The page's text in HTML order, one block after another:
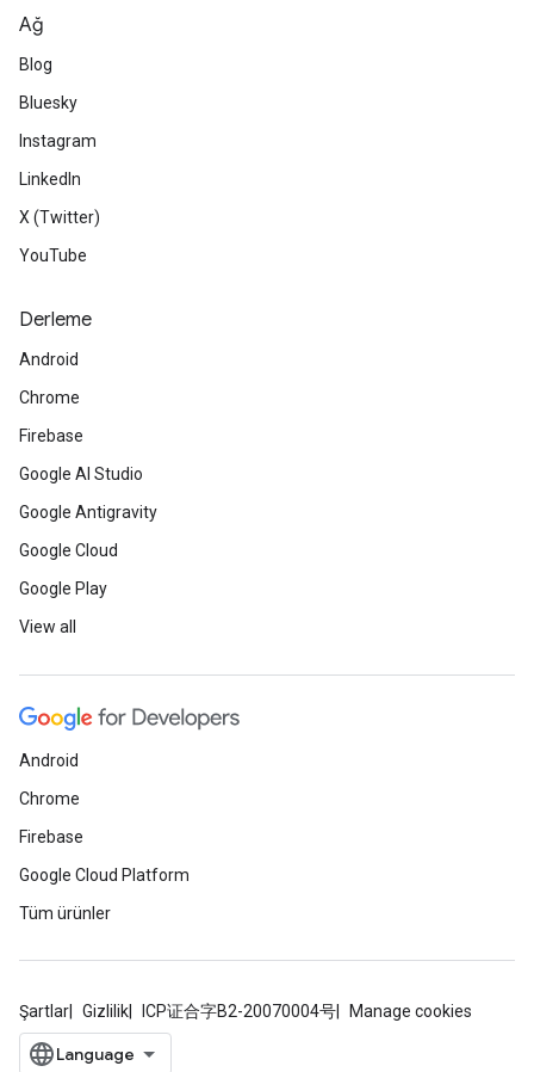
Ağ
Blog
Bluesky
Instagram
LinkedIn
X (Twitter)
YouTube
Derleme
Android
Chrome
Firebase
Google AI Studio
Google Antigravity
Google Cloud
Google Play
View all
Android
Chrome
Firebase
Google Cloud Platform
Tüm ürünler
Şartlar Gizlilik ICP证合字B2-20070004号 Manage cookies